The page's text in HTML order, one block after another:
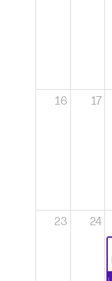
16 17
23 24